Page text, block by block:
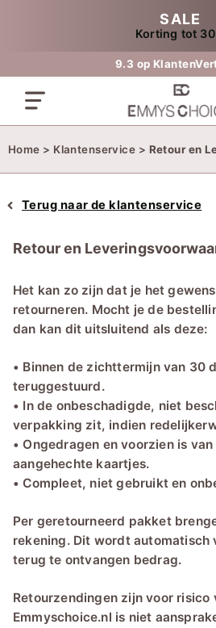
SALE
Korting tot
9.3 op
Home > Klantenservice > Retour en
Terug naar de klantenservice
Retour en
Het kan zo zijn dat je het
retourneren. Mocht je de
dan kan dit uitsluitend als deze:
• Binnen de zichttermijn van 30
teruggestuurd.
• In de onbeschadigde, niet
verpakking zit, indien
• Ongedragen en voorzien is
aangehechte kaartjes.
• Compleet, niet gebruikt en
Per geretourneerd pakket
rekening. Dit wordt automatisch
terug te ontvangen bedrag.
Retourzendingen zijn voor risico
Emmyschoice.nl is niet